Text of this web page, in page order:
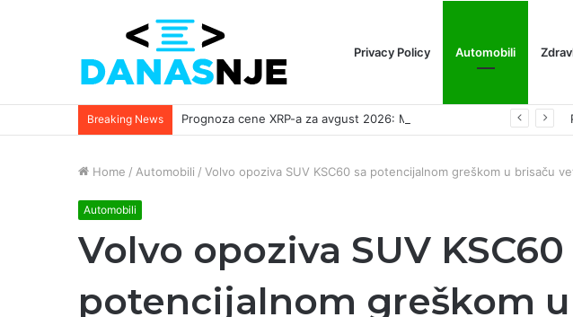
Privacy Policy Automobili
Breaking News
Home / Automobili / Volvo opoziva SUV KSC60 sa potencijalnom greškom u brisaču
Automobili
Volvo opoziva SUV KSC60
potencijalnom greškom